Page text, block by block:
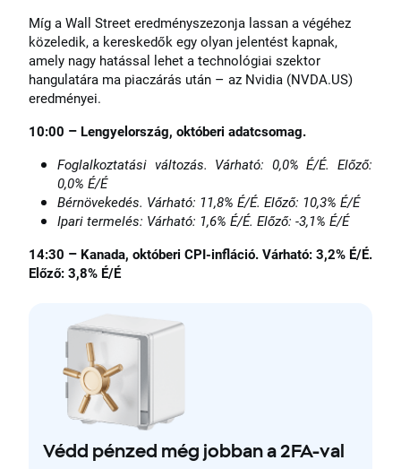
Míg a Wall Street eredményszezonja lassan a végéhez
közeledik, a kereskedők egy olyan jelentést kapnak,
amely nagy hatással lehet a technológiai szektor
hangulatára ma piaczárás után – az Nvidia (NVDA.US)
eredményei.
10:00 – Lengyelország, októberi adatcsomag.
Foglalkoztatási változás. Várható: 0,0% É/É. Előző:
0,0% É/É
Bérnövekedés. Várható: 11,8% É/É. Előző: 10,3% É/É
Ipari termelés: Várható: 1,6% É/É. Előző: -3,1% É/É
14:30 – Kanada, októberi CPI-infláció. Várható: 3,2% É/É.
Előző: 3,8% É/É
Védd pénzed még jobban a 2FA-val